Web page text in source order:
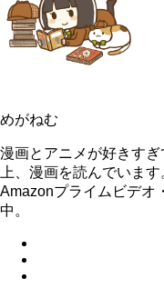
めがねむ
漫画とアニメが好きす
上、漫画を読んでいま
Amazonプライムビデオ
中。